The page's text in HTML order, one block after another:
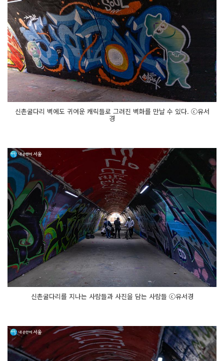
신촌굴다리 벽에도 귀여운 캐릭들로 그려진 벽화를 만날 수 있다. ⓒ유서
경
신촌굴다리를 지나는 사람들과 사진을 담는 사람들 ⓒ유서경